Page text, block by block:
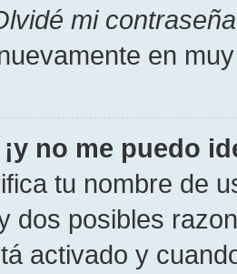
mi contraseña
en
no me puedo
tu nombre de
dos posibles
activado y